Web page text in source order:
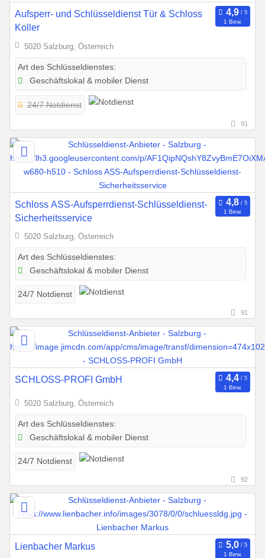
Aufsperr- und Schlüsseldienst Tür & Schloss
Koller
1 Bew.
5020 Salzburg, Österreich
Art des Schlüsseldienstes:
Geschäftslokal & mobiler Dienst
24/7 Notdienst
91
Schloss ASS-Aufsperrdienst-Schlüsseldienst-
Sicherheitsservice
1 Bew.
5020 Salzburg, Österreich
Art des Schlüsseldienstes:
Geschäftslokal & mobiler Dienst
24/7 Notdienst
91
SCHLOSS-PROFI GmbH
1 Bew.
5020 Salzburg, Österreich
Art des Schlüsseldienstes:
Geschäftslokal & mobiler Dienst
24/7 Notdienst
92
Lienbacher Markus
1 Bew.